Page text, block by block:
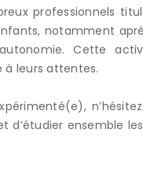
professionnels
notamment
Cette
leurs attentes.
d’étudier ensemble